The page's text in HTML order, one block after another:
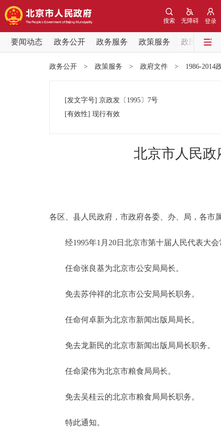
登录
无障碍
搜索
要闻动态 政务公开 政务服务 政策服务
政民互动
党中央精神
政策兑现
决策公开
个人服务
政务公开 > 政策服务 > 政府文件 > 1986-2014
[发文字号] 京政发 〔1995〕 7号
[有效性] 现行有效
北京市人民政
各区、县人民政府，市政府各委、办、局，各市
经1995年1月20日北京市第十届人民代表大会
任命张良基为北京市公安局局长。
免去苏仲祥的北京市公安局局长职务。
任命何卓新为北京市新闻出版局局长。
免去龙新民的北京市新闻出版局局长职务。
任命梁伟为北京市粮食局局长。
免去吴桂云的北京市粮食局局长职务。
特此通知。